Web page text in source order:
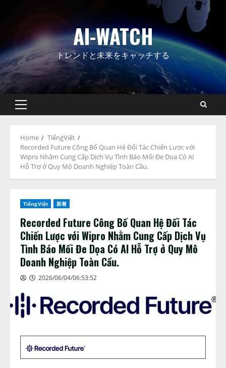
AI-WATCH
トレンドと未来をキャッチする
Primary
Home
TiếngViệt
Recorded Future Công Bố Quan Hệ Đối Tác Chiến Lược với
Wipro Nhằm Cung Cấp Dịch Vụ Tình Báo Mối Đe Dọa Có AI
Hỗ Trợ ở Quy Mô Doanh Nghiệp Toàn Cầu.
TiếngViệt 新着
Recorded Future Công Bố Quan Hệ Đối Tác
Chiến Lược với Wipro Nhằm Cung Cấp Dịch Vụ
Tình Báo Mối Đe Dọa Có AI Hỗ Trợ ở Quy Mô
Doanh Nghiệp Toàn Cầu.
2026/06/04/06:53:52